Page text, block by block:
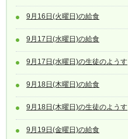
9月16日(火曜日)の給食
9月17日(水曜日)の給食
9月17日(水曜日)の生徒のようす
9月18日(木曜日)の給食
9月18日(木曜日)の生徒のようす
9月19日(金曜日)の給食